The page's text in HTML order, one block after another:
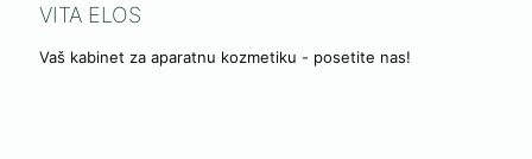
VITA ELOS
Vaš kabinet za aparatnu kozmetiku - posetite nas!